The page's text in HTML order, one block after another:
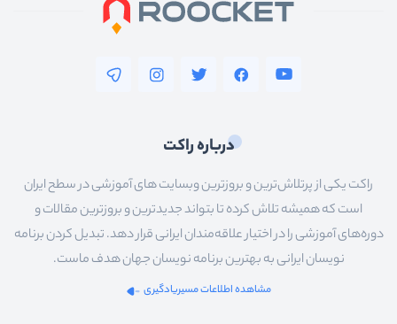
درباره راکت
راکت یکی از پرتلاش‌ترین و بروزترین وبسایت های آموزشی در سطح ایران
است که همیشه تلاش کرده تا بتواند جدیدترین و بروزترین مقالات و
دوره‌های آموزشی را در اختیار علاقه‌مندان ایرانی قرار دهد. تبدیل کردن برنامه
نویسان ایرانی به بهترین برنامه نویسان جهان هدف ماست.
مشاهده اطلاعات مسیریادگیری